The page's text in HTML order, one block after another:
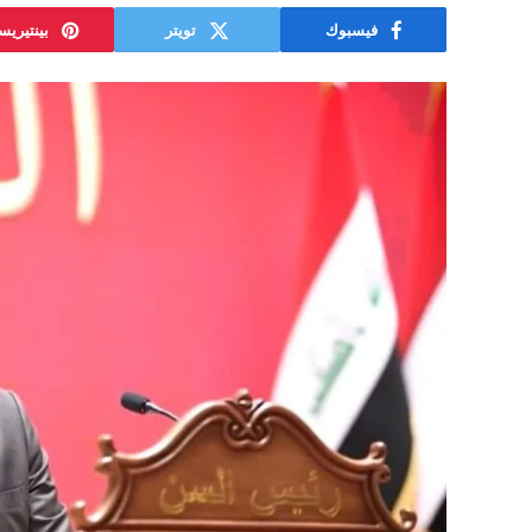
فيسبوك تويتر